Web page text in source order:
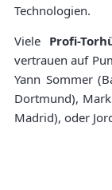
Technologien.
Viele Profi-
vertrauen auf
Yann Sommer
Dortmund), Mark
Madrid), oder